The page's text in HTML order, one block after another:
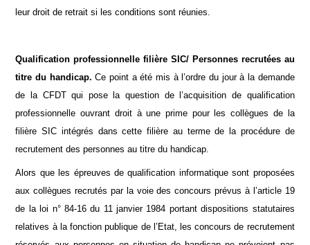
leur droit de retrait si les conditions sont réunies.
Qualification professionnelle filière SIC/ Personnes recrutées au
titre du handicap.Ce point a été mis à l’ordre du jour à la demande
de la CFDT qui pose la question de l’acquisition de qualification
professionnelle ouvrant droit à une prime pour les collègues de la
filière SIC intégrés dans cette filière au terme de la procédure de
recrutement des personnes au titre du handicap.
Alors que les épreuves de qualification informatique sont proposées
aux collègues recrutés par la voie des concours prévus à l’article 19
de la loi n° 84-16 du 11 janvier 1984 portant dispositions statutaires
relatives à la fonction publique de l’Etat, les concours de recrutement